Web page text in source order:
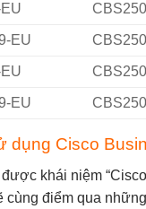
EU
EU
dụng Cisco
khái niệm
cùng điểm qua